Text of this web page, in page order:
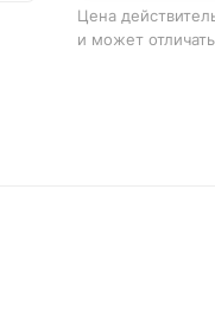
Цена
и может